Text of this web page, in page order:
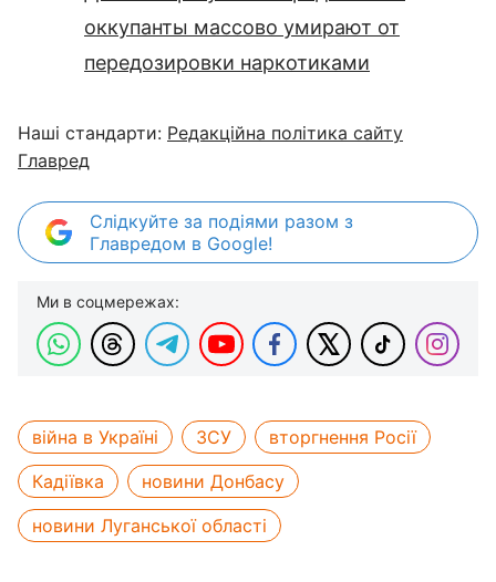
оккупанты массово умирают от
передозировки наркотиками
Наші стандарти: Редакційна політика сайту
Главред
Слідкуйте за подіями разом з
Главредом в Google!
Ми в соцмережах:
війна в Україні ЗСУ
вторгнення Росії
Кадіївка
новини Донбасу
новини Луганської області